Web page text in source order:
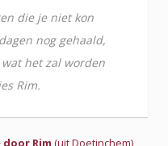
die je niet kon
nog gehaald,
het zal worden
Rim.
door Rim (uit Doetinchem)